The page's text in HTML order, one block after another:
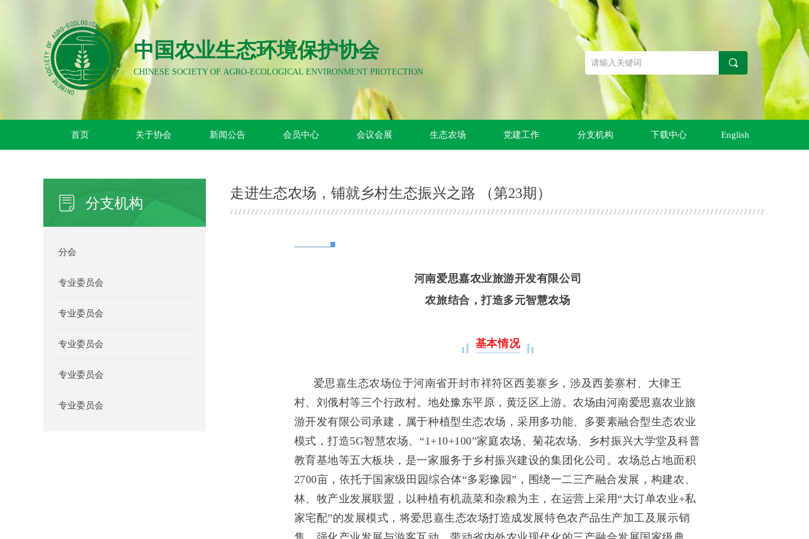
中国农业生态环境保护协会
CHINESE SOCIETY OF AGRO-ECOLOGICAL ENVIRONMENT PROTECTION
끠
首页 关于协会 新闻公告 会员中心 会议会展 生态农场 党建工作 分支机构 下载中心
文
English
河南爱思嘉农业旅游开发有限公司
农旅结合，打造多元智慧农场
基本情况
爱思嘉生态农场位于河南省开封市祥符区西姜寨乡，涉及西姜寨村、大律王
村、刘俄村等三个行政村。地处豫东平原，黄泛区上游。农场由河南爱思嘉农业旅
游开发有限公司承建，属于种植型生态农场，采用多功能、多要素融合型生态农业
模式，打造5G智慧农场、“1+10+100”家庭农场、菊花农场、乡村振兴大学堂及科普
教育基地等五大板块，是一家服务于乡村振兴建设的集团化公司。农场总占地面积
2700亩，依托于国家级田园综合体“多彩豫园”，围绕一二三产融合发展，构建农、
林、牧产业发展联盟，以种植有机蔬菜和杂粮为主，在运营上采用“大订单农业+私
家宅配”的发展模式，将爱思嘉生态农场打造成发展特色农产品生产加工及展示销
分支机构
ꂓ
分会
专业委员会
专业委员会
专业委员会
专业委员会
专业委员会
走进生态农场，铺就乡村生态振兴之路 （第23期）